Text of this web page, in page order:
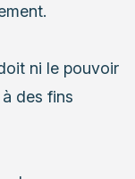
ni le pouvoir
des fins